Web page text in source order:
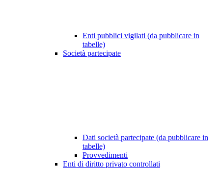
Enti pubblici vigilati (da pubblicare in
tabelle)
Società partecipate
Dati società partecipate (da pubblicare in
tabelle)
Provvedimenti
Enti di diritto privato controllati